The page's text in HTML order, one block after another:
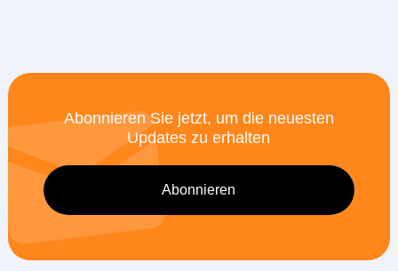
Abonnieren Sie jetzt, um die neuesten
Updates zu erhalten